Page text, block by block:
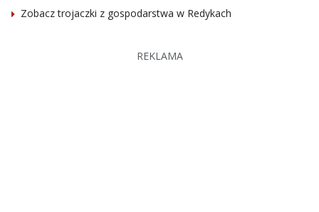
Zobacz trojaczki z gospodarstwa w Redykach
REKLAMA